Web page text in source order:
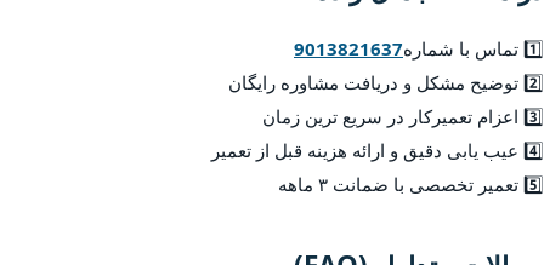
1️⃣ تماس با شماره
9013821637
2️⃣ توضیح مشکل و دریافت مشاوره رایگان
3️⃣ اعزام تعمیرکار در سریع ترین زمان
4️⃣ عیب یابی دقیق و ارائه هزینه قبل از تعمیر
5️⃣ تعمیر تخصصی با ضمانت ۳ ماهه